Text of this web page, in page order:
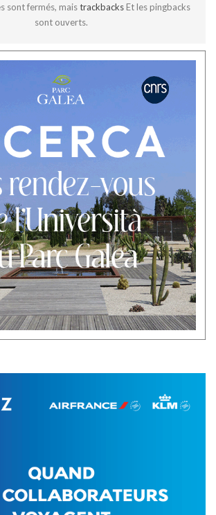
sont fermés, maistrackbacks Et les pingbacks
sont ouverts.